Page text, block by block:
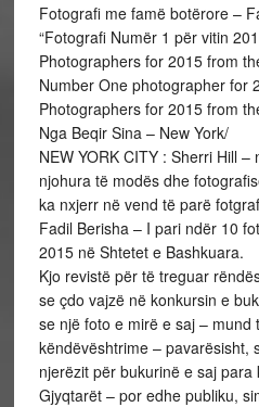
Fotografi me famë botërore –
“Fotografi Numër 1 për vitin
Photographers for 2015 from
Number One photographer for
Photographers for 2015 from
Nga Beqir Sina – New York/
NEW YORK CITY : Sherri Hill
njohura të modës dhe
ka nxjerr në vend të parë
Fadil Berisha – I pari ndër 10
2015 në Shtetet e Bashkuara.
Kjo revistë për të treguar
se çdo vajzë në konkursin e
se një foto e mirë e saj –
këndëvështrime – pavarësisht,
njerëzit për bukurinë e saj para
Gjyqtarët – por edhe publiku,